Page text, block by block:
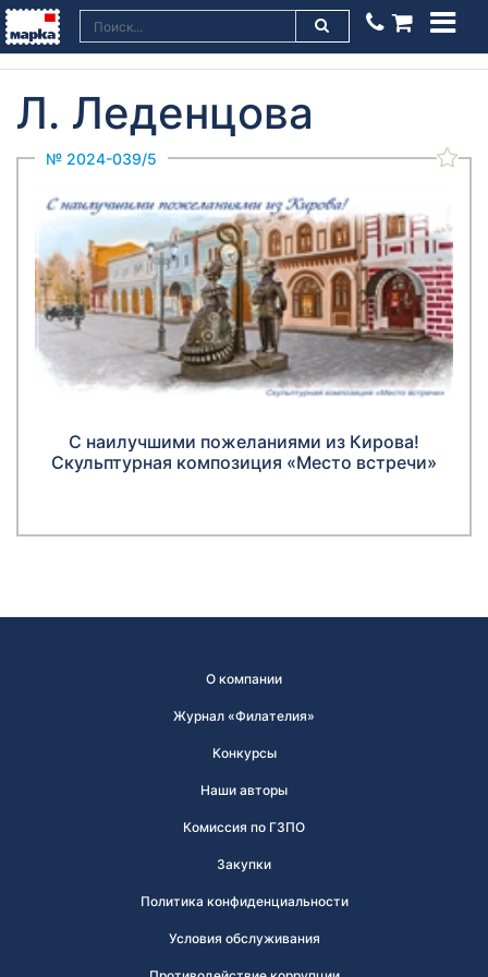
Л. Леденцова
№ 2024-039/5
С наилучшими пожеланиями из Кирова!
Скульптурная композиция «Место встречи»
О компании
Журнал «Филателия»
Конкурсы
Наши авторы
Комиссия по ГЗПО
Закупки
Политика конфиденциальности
Условия обслуживания